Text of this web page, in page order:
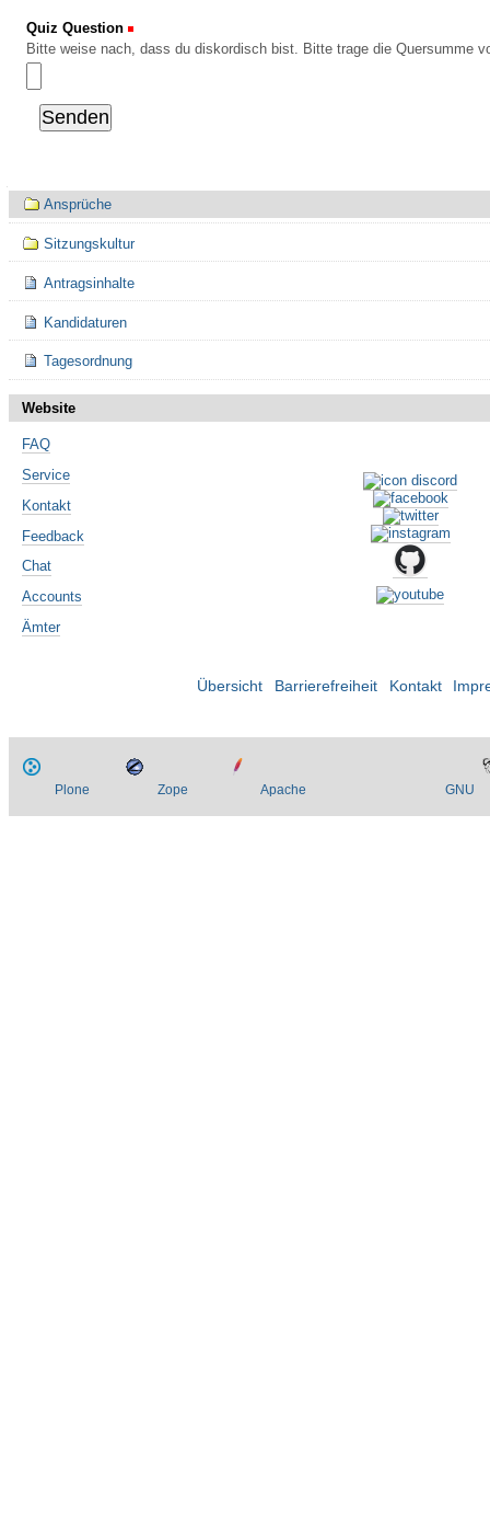
Quiz Question
Bitte weise nach, dass du diskordisch bist. Bitte trage die Quersumme
Navigation
Ansprüche
Sitzungskultur
Antragsinhalte
Kandidaturen
Tagesordnung
Website
FAQ
Service
Kontakt
Feedback
Chat
Accounts
Ämter
Übersicht Barrierefreiheit Kontakt
Plone Zope Apache GNU